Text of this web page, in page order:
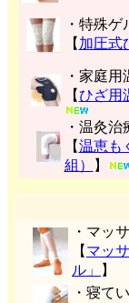
・特殊ゲ
【 加圧式
・家庭
【ひざ用
・温灸
【温恵も
組）
】
・マッ
【 マッ
ル」
】
・寝て